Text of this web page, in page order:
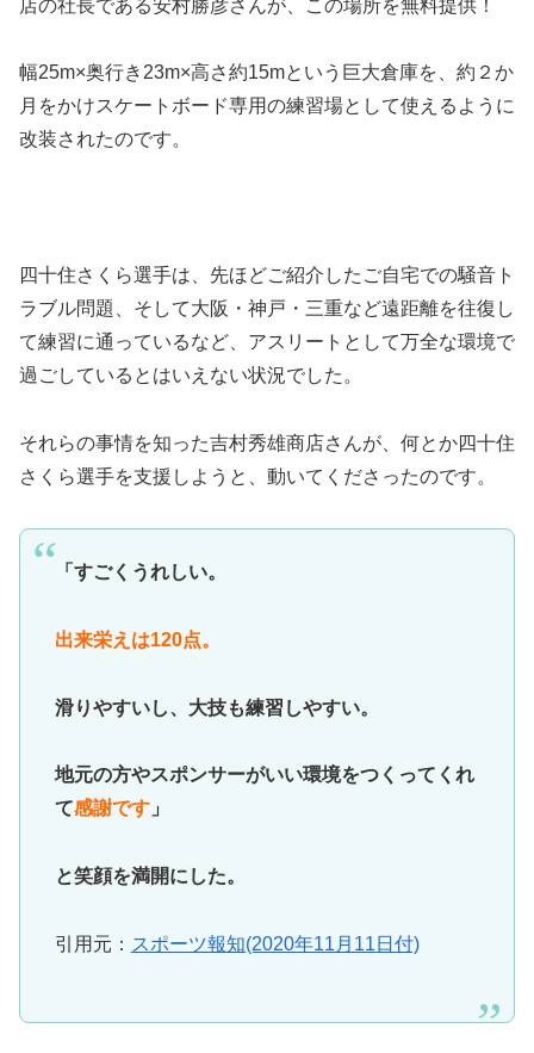
店の社長である安村勝彦さんが、この場所を無料提供！
幅25m×奥行き23m×高さ約15mという巨大倉庫を、約２か
月をかけスケートボード専用の練習場として使えるように
改装されたのです。
四十住さくら選手は、先ほどご紹介したご自宅での騒音ト
ラブル問題、そして大阪・神戸・三重など遠距離を往復し
て練習に通っているなど、アスリートとして万全な環境で
過ごしているとはいえない状況でした。
それらの事情を知った吉村秀雄商店さんが、何とか四十住
さくら選手を支援しようと、動いてくださったのです。
「すごくうれしい。
出来栄えは120点。
滑りやすいし、大技も練習しやすい。
地元の方やスポンサーがいい環境をつくってくれ
て感謝です」
と笑顔を満開にした。
引用元： スポーツ報知(2020年11月11日付)